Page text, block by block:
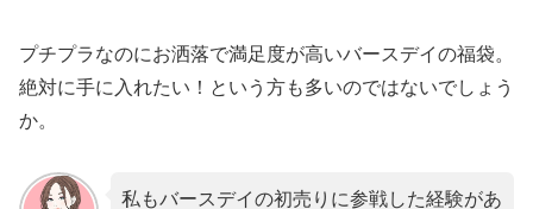
プチプラなのにお洒落で満足度が高いバースデイの福袋。
絶対に手に入れたい！という方も多いのではないでしょう
か。
私もバースデイの初売りに参戦した経験があ